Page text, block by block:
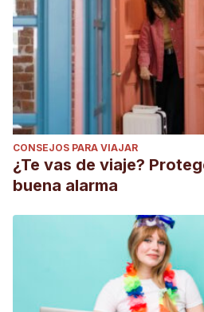
CONSEJOS PARA VIAJAR
¿Te vas de viaje?
buena alarma